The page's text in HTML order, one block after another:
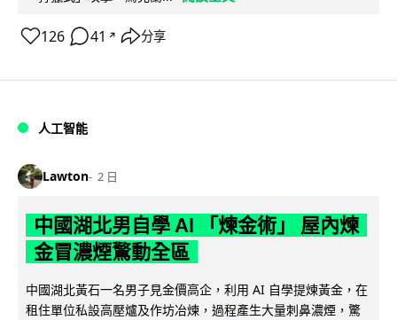
126 41 ↗ 分享
人工智能
Lawton 2 日
中國湖北男自學 AI 「煉金術」 屋內煉
金冒濃煙驚動全區
中國湖北黃石一名男子見金價高企，利用 AI 自學提煉黃金，在
租住單位私設高壓爐及作坊冶煉，過程產生大量刺鼻濃煙，驚